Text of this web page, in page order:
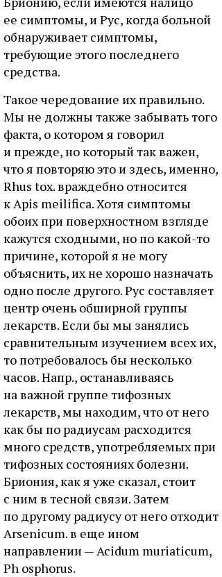
ее симптомы, и Рус, когда больной
обнаруживает симптомы,
требующие этого последнего
средства.
Такое чередование их правильно.
Мы не должны также забывать того
факта, о котором я говорил
и прежде, но который так важен,
что я повторяю это и здесь, именно,
Rhus tox. враждебно относится
к Apis meilifica. Хотя симптомы
обоих при поверхностном взгляде
кажутся сходными, но по какой-то
причине, которой я не могу
объяснить, их не хорошо назначать
одно после другого. Рус составляет
центр очень обширной группы
лекарств. Если бы мы занялись
сравнительным изучением всех их,
то потребовалось бы несколько
часов. Напр., останавливаясь
на важной группе тифозных
лекарств, мы находим, что от него
как бы по радиусам расходится
много средств, употребляемых при
тифозных состояниях болезни.
Бриония, как я уже сказал, стоит
с ним в тесной связи. Затем
по другому радиусу от него отходит
Arsenicum. в еще ином
направлении — Acidum muriaticum,
Ph osphorus.